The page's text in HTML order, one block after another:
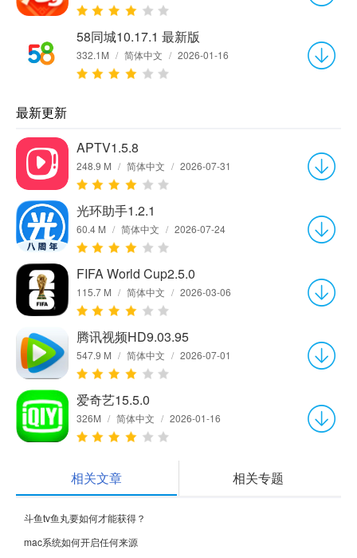
58同城10.17.1 最新版
332.1M / 简体中文 / 2026-01-16
最新更新
APTV1.5.8
248.9 M / 简体中文 / 2026-07-31
光环助手1.2.1
60.4 M / 简体中文 / 2026-07-24
FIFA World Cup2.5.0
115.7 M / 简体中文 / 2026-03-06
腾讯视频HD9.03.95
547.9 M / 简体中文 / 2026-07-01
爱奇艺15.5.0
326M / 简体中文 / 2026-01-16
相关文章 相关专题
斗鱼tv鱼丸要如何才能获得？
mac系统如何开启任何来源